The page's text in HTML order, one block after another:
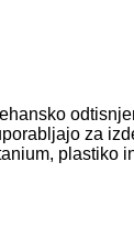
za
plastiko